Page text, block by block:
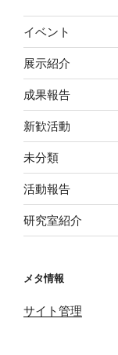
イベント
展示紹介
成果報告
新歓活動
未分類
活動報告
研究室紹介
メタ情報
サイト管理